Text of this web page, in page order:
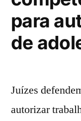
para
de
Juízes
autorizar